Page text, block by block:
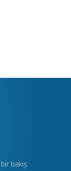
bakış